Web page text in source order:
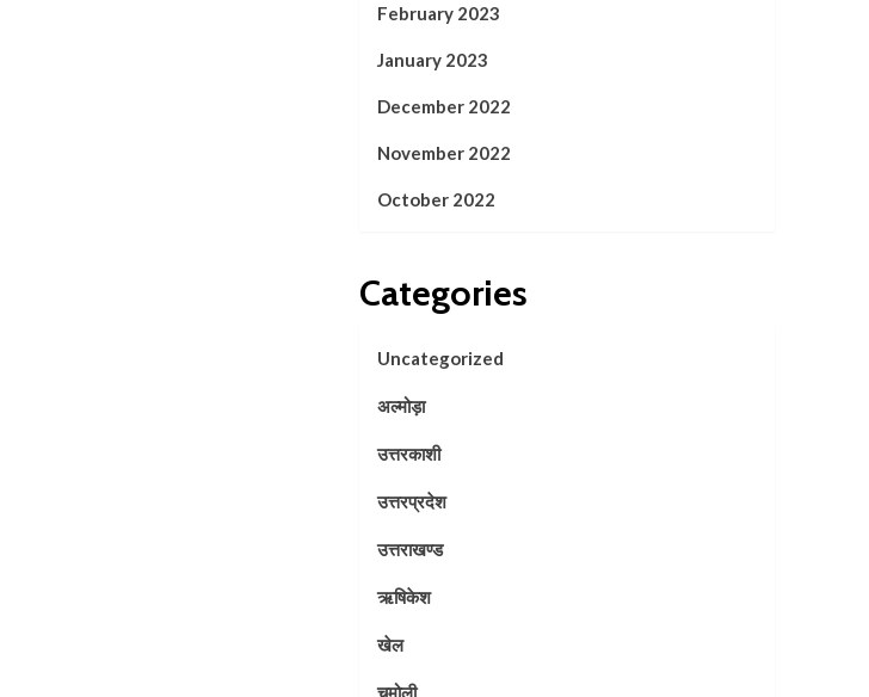
February 2023
January 2023
December 2022
November 2022
October 2022
Categories
Uncategorized
अल्मोड़ा
उत्तरकाशी
उत्तरप्रदेश
उत्तराखण्ड
ऋषिकेश
खेल
चमोली